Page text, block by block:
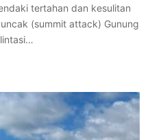
tertahan dan kesulitan
(summit attack) Gunung